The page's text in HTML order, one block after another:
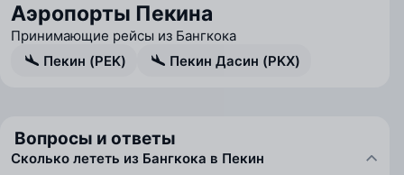
Аэропорты Пекина
Принимающие рейсы из Бангкока
Пекин (PEK)
Пекин Дасин (PKX)
Вопросы и ответы
Сколько лететь из Бангкока в Пекин